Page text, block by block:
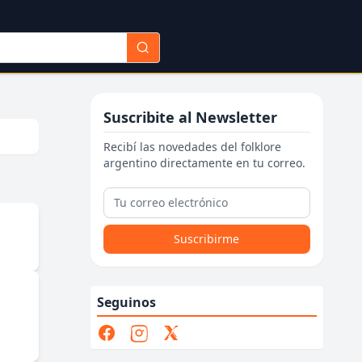
Suscribite al Newsletter
Recibí las novedades del folklore
argentino directamente en tu correo.
Suscribirme
Seguinos